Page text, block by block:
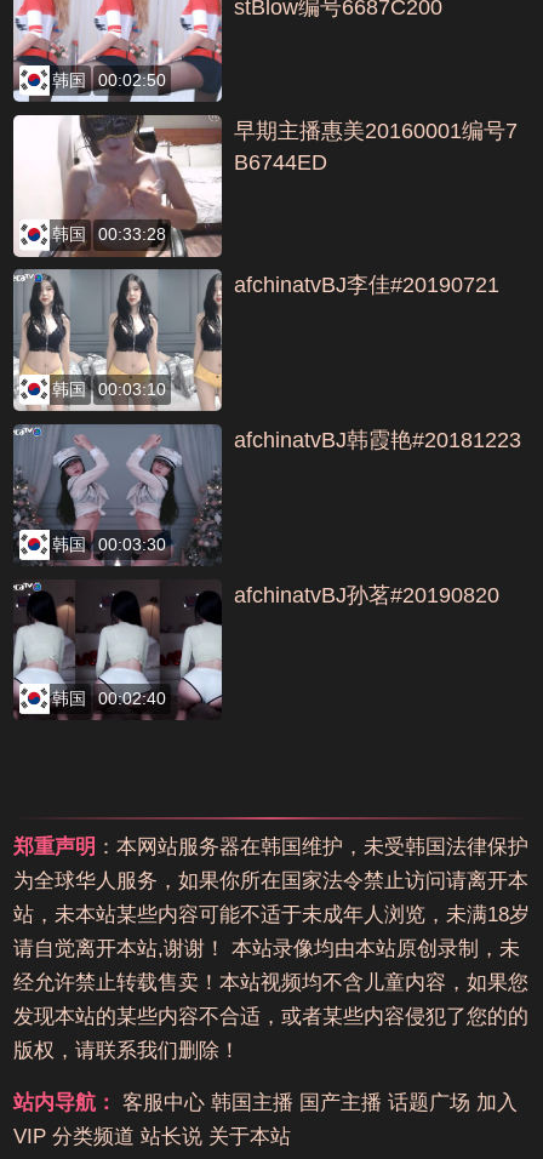
韩国 00:02:50
stBlow编号6687C200
韩国 00:33:28
早期主播惠美20160001编号7
B6744ED
韩国 00:03:10
afchinatvBJ李佳#20190721
韩国 00:03:30
afchinatvBJ韩霞艳#20181223
韩国 00:02:40
afchinatvBJ孙茗#20190820
郑重声明 ：本网站服务器在韩国维护，未受韩国法律保护
为全球华人服务，如果你所在国家法令禁止访问请离开本
站，未本站某些内容可能不适于未成年人浏览，未满18岁
请自觉离开本站,谢谢！ 本站录像均由本站原创录制，未
经允许禁止转载售卖！本站视频均不含儿童内容，如果您
发现本站的某些内容不合适，或者某些内容侵犯了您的的
版权，请联系我们删除！
站内导航： 客服中心 韩国主播 国产主播 话题广场 加入
VIP 分类频道 站长说 关于本站